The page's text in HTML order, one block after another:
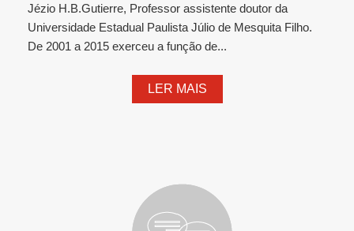
Jézio H.B.Gutierre, Professor assistente doutor da
Universidade Estadual Paulista Júlio de Mesquita Filho.
De 2001 a 2015 exerceu a função de...
LER MAIS